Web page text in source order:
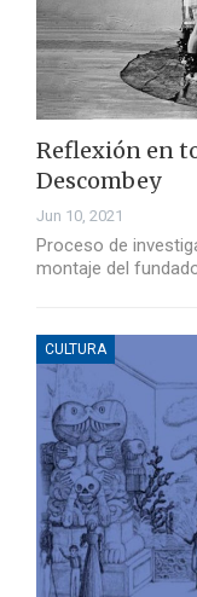
Reflexión en
Descombey
Jun 10, 2021
Proceso de
montaje del
CULTURA